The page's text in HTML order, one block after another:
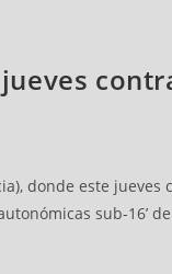
donde este
sub-